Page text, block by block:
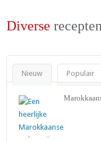
Diverse recepten
Nieuw Populair